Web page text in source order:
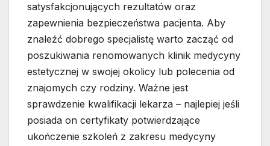
satysfakcjonujących rezultatów oraz
zapewnienia bezpieczeństwa pacjenta. Aby
znaleźć dobrego specjalistę warto zacząć od
poszukiwania renomowanych klinik medycyny
estetycznej w swojej okolicy lub polecenia od
znajomych czy rodziny. Ważne jest
sprawdzenie kwalifikacji lekarza – najlepiej jeśli
posiada on certyfikaty potwierdzające
ukończenie szkoleń z zakresu medycyny